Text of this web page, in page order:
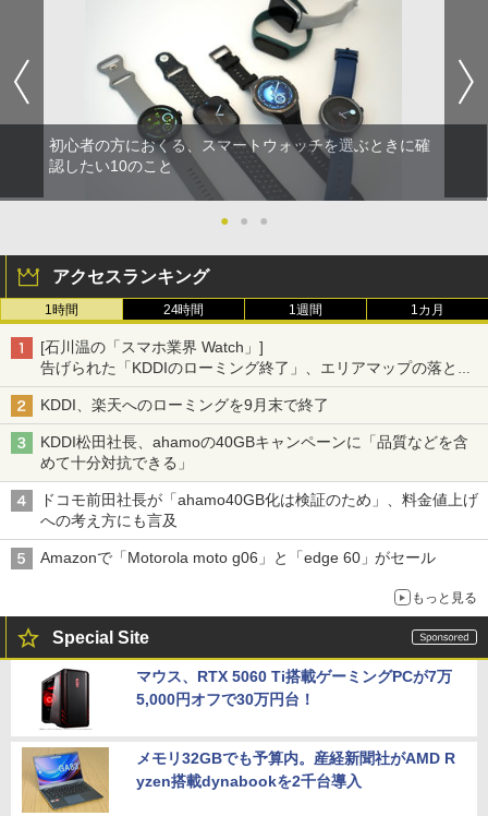
初心者の方におくる、スマートウォッチを選ぶときに確
認したい10のこと
● ● ●
アクセスランキング
1時間 24時間 1週間 1カ月
[石川温の「スマホ業界 Watch」]
告げられた「KDDIのローミング終了」、エリアマップの落とし
穴と楽天モバイルの課題
KDDI、楽天へのローミングを9月末で終了
KDDI松田社長、ahamoの40GBキャンペーンに「品質などを含
めて十分対抗できる」
ドコモ前田社長が「ahamo40GB化は検証のため」、料金値上げ
への考え方にも言及
Amazonで「Motorola moto g06」と「edge 60」がセール
もっと見る
Special Site
マウス、RTX 5060 Ti搭載ゲーミングPCが7万
5,000円オフで30万円台！
メモリ32GBでも予算内。産経新聞社がAMD R
yzen搭載dynabookを2千台導入